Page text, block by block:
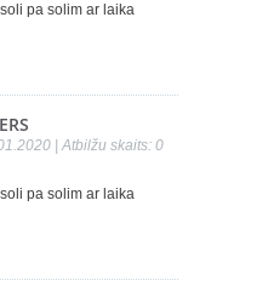
pa solim ar laika
| Atbilžu skaits: 0
pa solim ar laika